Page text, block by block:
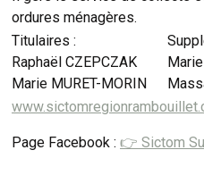
ordures ménagères.
Titulaires :
Raphaël CZEPCZAK
Marie MURET-MORIN
Page Facebook : 👉 Sictom